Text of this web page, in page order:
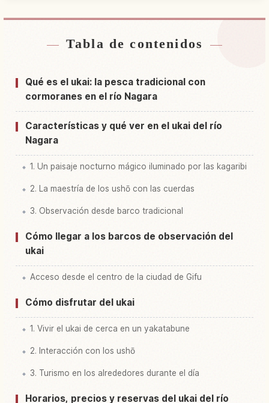
Buscar alojamiento cerca de Gifu Nagaragawa
Buscar experiencias en Gifu Nagaragawa Ukai
Tabla de contenidos
Qué es el ukai: la pesca tradicional con
cormoranes en el río Nagara
Características y qué ver en el ukai del río
Nagara
1. Un paisaje nocturno mágico iluminado por las kagaribi
2. La maestría de los ushō con las cuerdas
3. Observación desde barco tradicional
Cómo llegar a los barcos de observación del
ukai
Acceso desde el centro de la ciudad de Gifu
Cómo disfrutar del ukai
1. Vivir el ukai de cerca en un yakatabune
2. Interacción con los ushō
3. Turismo en los alrededores durante el día
Horarios, precios y reservas del ukai del río